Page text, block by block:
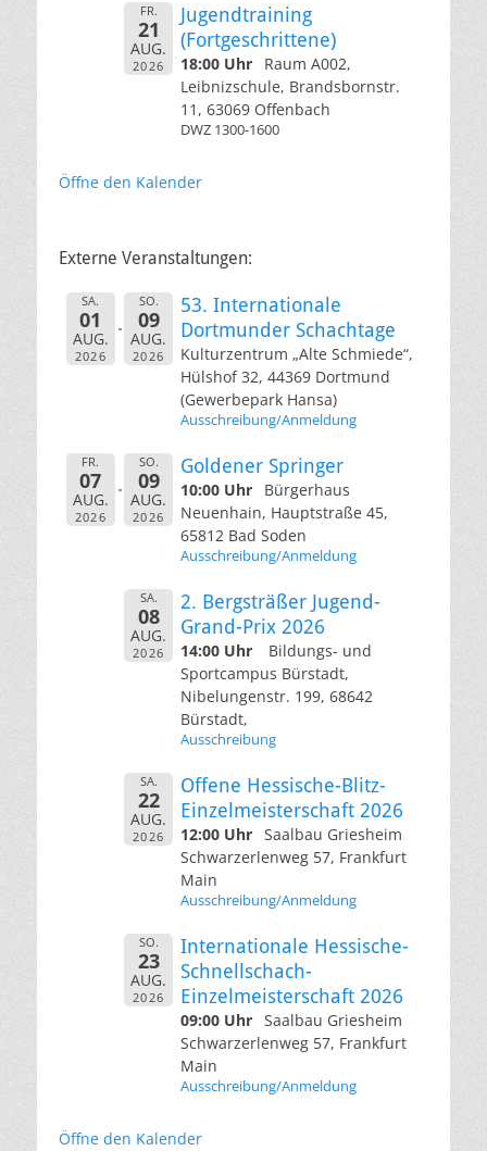
FR.
21
AUG.
2026
Jugendtraining
(Fortgeschrittene)
18:00 Uhr
Raum A002,
Leibnizschule, Brandsbornstr.
11, 63069 Offenbach
DWZ 1300-1600
Öffne den Kalender
Externe Veranstaltungen:
SA.
01
AUG.
2026
SO.
09
AUG.
2026
53. Internationale
Dortmunder Schachtage
Kulturzentrum „Alte Schmiede“,
Hülshof 32, 44369 Dortmund
(Gewerbepark Hansa)
Ausschreibung/Anmeldung
FR.
07
AUG.
2026
SO.
09
AUG.
2026
Goldener Springer
10:00 Uhr
Bürgerhaus
Neuenhain, Hauptstraße 45,
65812 Bad Soden
Ausschreibung/Anmeldung
SA.
08
AUG.
2026
2. Bergsträßer Jugend-
Grand-Prix 2026
14:00 Uhr
Bildungs- und
Sportcampus Bürstadt,
Nibelungenstr. 199, 68642
Bürstadt,
Ausschreibung
SA.
22
AUG.
2026
Offene Hessische-Blitz-
Einzelmeisterschaft 2026
12:00 Uhr Saalbau Griesheim
Schwarzerlenweg 57, Frankfurt
Main
Ausschreibung/Anmeldung
SO.
23
AUG.
2026
Internationale Hessische-
Schnellschach-
Einzelmeisterschaft 2026
09:00 Uhr Saalbau Griesheim
Schwarzerlenweg 57, Frankfurt
Main
Ausschreibung/Anmeldung
Öffne den Kalender